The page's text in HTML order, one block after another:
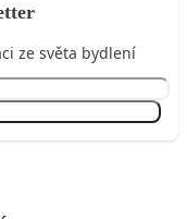
ze světa bydlení